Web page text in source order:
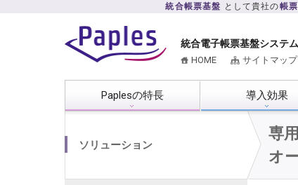
統合帳票基盤 として貴社の帳
統合電子帳票基盤システ
HOME サイトマップ
Paplesの特長 導入効果
専
オ
ソリューション